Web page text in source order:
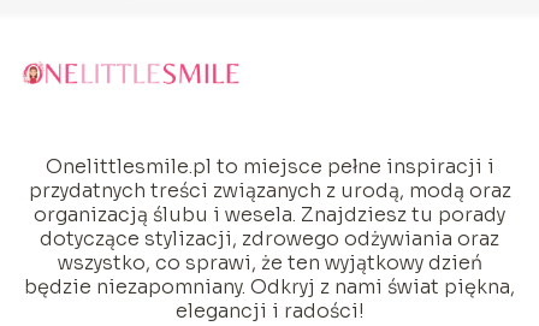
Onelittlesmile.pl to miejsce pełne inspiracji i
przydatnych treści związanych z urodą, modą oraz
organizacją ślubu i wesela. Znajdziesz tu porady
dotyczące stylizacji, zdrowego odżywiania oraz
wszystko, co sprawi, że ten wyjątkowy dzień
będzie niezapomniany. Odkryj z nami świat piękna,
elegancji i radości!